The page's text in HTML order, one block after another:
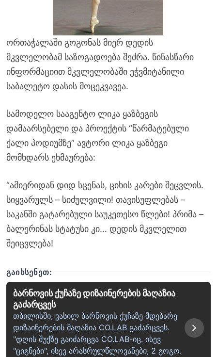
ორთაჭალაში გოგონას მიერ დედის
მკვლელობამ საზოგადოება შეძრა. წინასწარი
ინფორმაციით მკვლელობაში ეჭვმიტანილი
საბალეტო დასის მოცეკვავეა.
სამოდელო სააგენტო ლიკა ყაზბეგის
დამაარსებელი და პროექტის “წარმატებული
ქალი პოდიუმზე” ავტორი ლიკა ყაზბეგი
მომხდარს ეხმაურება:
“ამიერიდან დიდ სცენას, ციხის კარები შეცვლის.
სიყვარულს – სიძულვილი! თავისუფლებას –
საკანში გატარებული საუკეთესო წლები! პრიმა –
ბალერინას სტატუსი კი… დედის მკვლელით
შეიცვლება!
ᲒᲐᲘᲮᲡᲔᲜᲔᲗ:
ბარნოვის ქუჩაზე დიზაინერების მაღაზია
გაძარცვეს
თბილისში, ვასილ ბარნოვის ქუჩაზე მდებარე
დიზაინერების მაღაზია CO.LAB გაძარცვეს.
"დღის შუქზე გაიძარცვა CO.LAB-იც. ისევ
"ციგნები", ისევ არასრულწლოვანები, 2 გოგო.